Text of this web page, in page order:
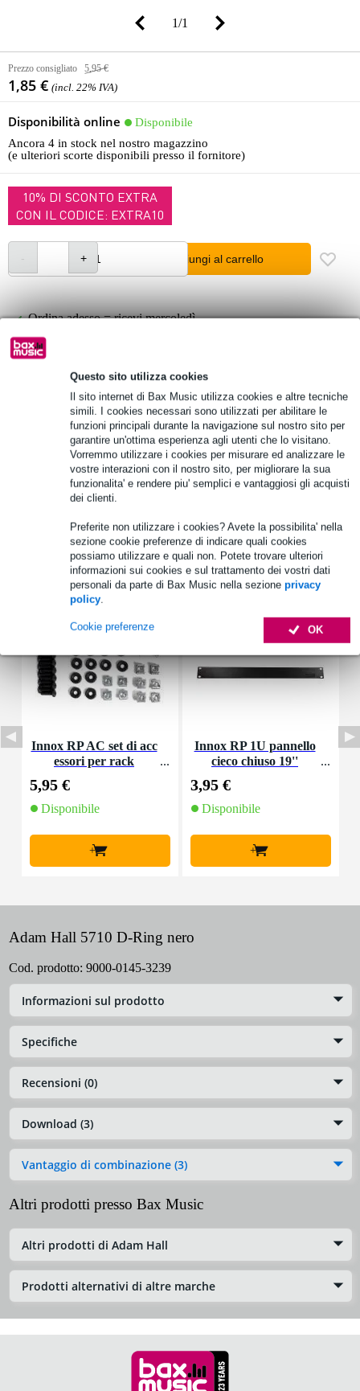
Questo sito utilizza cookies
Il sito internet di Bax Music utilizza cookies e altre tecniche
simili. I cookies necessari sono utilizzati per abilitare le
funzioni principali durante la navigazione sul nostro sito per
garantire un'ottima esperienza agli utenti che lo visitano.
Vorremmo utilizzare i cookies per misurare ed analizzare le
vostre interazioni con il nostro sito, per migliorare la sua
funzionalita' e rendere piu' semplici e vantaggiosi gli acquisti
dei clienti.
Preferite non utilizzare i cookies? Avete la possibilita' nella
sezione cookie preferenze di indicare quali cookies
possiamo utilizzare e quali non. Potete trovare ulteriori
informazioni sui cookies e sul trattamento dei vostri dati
personali da parte di Bax Music nella sezione privacy
policy.
OK
Cookie preferenze
1/1
Prezzo consigliato 5,95 €
1,85 € (incl. 22% IVA)
Disponibilità online
Disponibile
Ancora 4 in stock nel nostro magazzino
(e ulteriori scorte disponibili presso il fornitore)
10% DI SCONTO EXTRA
CON IL CODICE: EXTRA10
Aggiungi al carrello
Ordina adesso = ricevi mercoledì
Oltre 48.000 articoli disponibili
1.250 marchi leader
Informazioni sul prodotto
tipo di prodotto: accessorio per la costruzione di altoparlanti
tipo: flyware
materiale: acciaio
Specifiche complete
Accessori (7)
Innox RP AC set di acc
essori per rack
5,95 €
Disponibile
+
Innox RP 1U pannello
cieco chiuso 19''
3,95 €
Disponibile
+
Adam Hall 5710 D-Ring nero
Cod. prodotto: 9000-0145-3239
Informazioni sul prodotto
Specifiche
Recensioni (0)
Download (3)
Vantaggio di combinazione (3)
Altri prodotti presso Bax Music
Altri prodotti di Adam Hall
Prodotti alternativi di altre marche